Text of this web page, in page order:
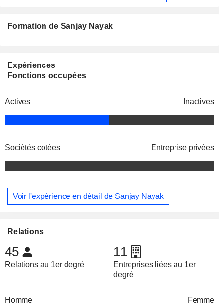
Formation de Sanjay Nayak
Expériences
Fonctions occupées
Actives Inactives
Sociétés cotées Entreprise privées
Voir l'expérience en détail de Sanjay Nayak
Relations
45
Relations au 1er degré
11
Entreprises liées au 1er
degré
Homme Femme